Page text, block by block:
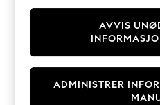
Knitwear
Cardigans
Dresses
Sets & Outfits
T-Shirts
ADMINISTRER
AVVIS